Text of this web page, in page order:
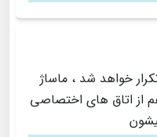
خواهد شد ، ماساژ
از اتاق های اختصاصی